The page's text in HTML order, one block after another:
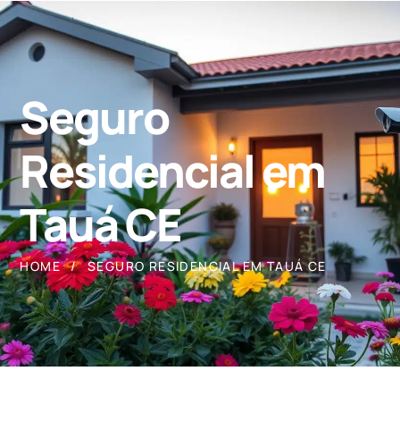
Seguro
Residencial em
Tauá CE
HOME SEGURO RESIDENCIAL EM TAUÁ CE